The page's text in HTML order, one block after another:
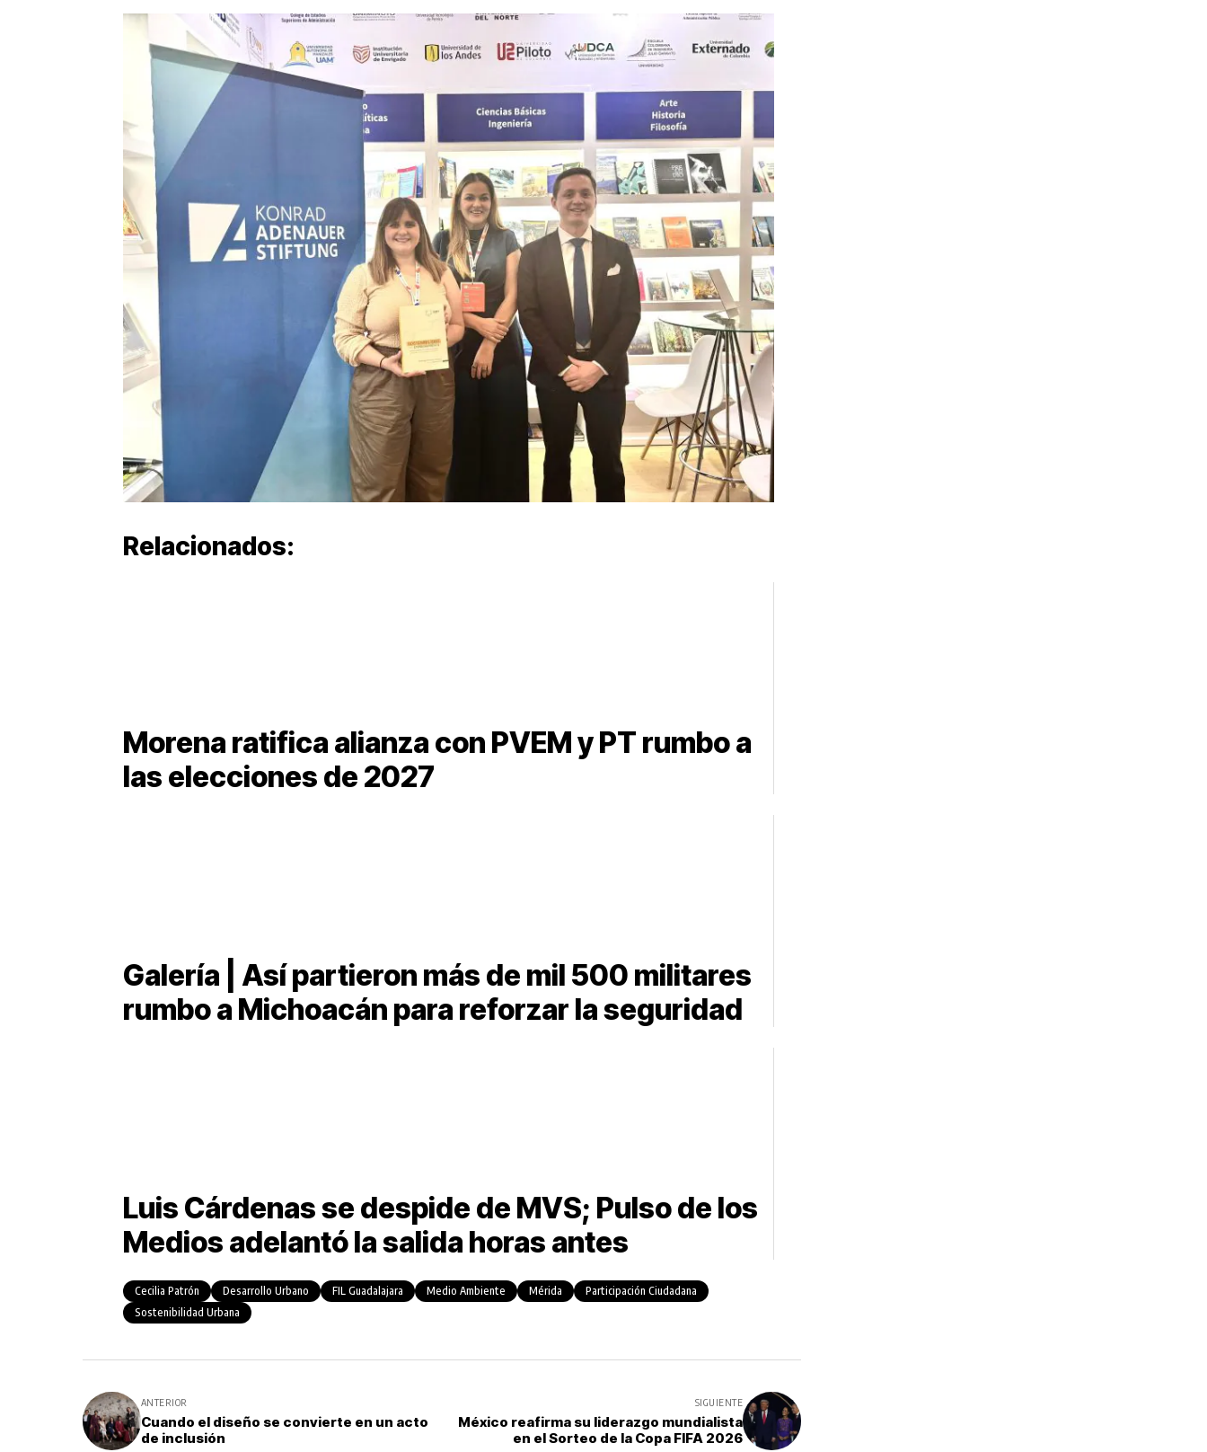
Relacionados:
Morena ratifica alianza con PVEM y PT rumbo a
las elecciones de 2027
Galería | Así partieron más de mil 500 militares
rumbo a Michoacán para reforzar la seguridad
Luis Cárdenas se despide de MVS; Pulso de los
Medios adelantó la salida horas antes
Cecilia Patrón Desarrollo Urbano FIL Guadalajara Medio Ambiente Mérida
Participación Ciudadana
Sostenibilidad Urbana
ANTERIOR
Cuando el diseño se convierte en un acto
de inclusión
SIGUIENTE
México reafirma su liderazgo mundialista
en el Sorteo de la Copa FIFA 2026